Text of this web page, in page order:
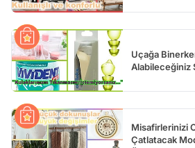
Uçağa
Alabileceğiniz
Misafirlerinizi
Çatlatacak